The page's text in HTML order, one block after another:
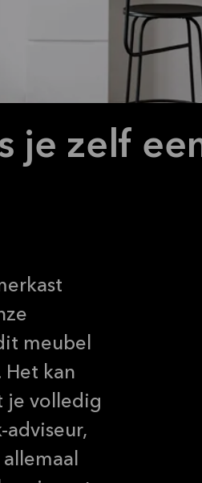
je zelf
meubel
Het kan
je volledig